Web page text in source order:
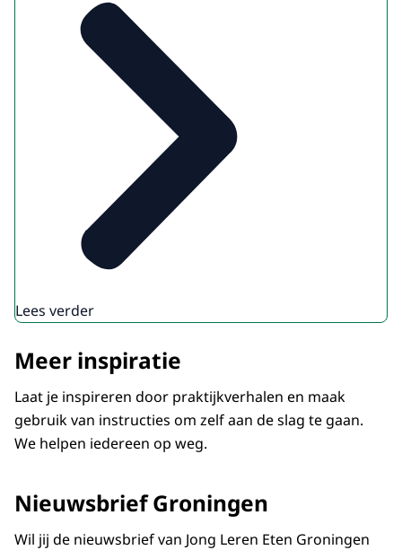
Lees verder
Meer inspiratie
Laat je inspireren door praktijkverhalen en maak
gebruik van instructies om zelf aan de slag te gaan.
We helpen iedereen op weg.
Nieuwsbrief Groningen
Wil jij de nieuwsbrief van Jong Leren Eten Groningen